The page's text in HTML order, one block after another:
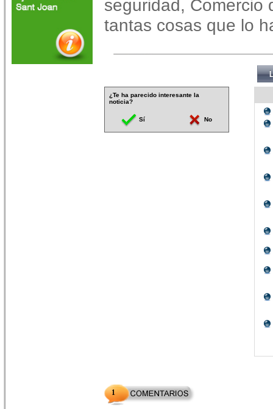
seguridad, Comercio
tantas cosas que lo
¿Te ha parecido interesante la
noticia?
Sí No
1